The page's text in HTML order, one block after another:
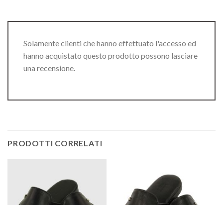
Solamente clienti che hanno effettuato l'accesso ed
hanno acquistato questo prodotto possono lasciare
una recensione.
PRODOTTI CORRELATI